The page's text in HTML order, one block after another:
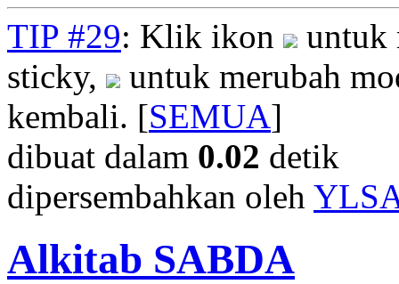
TIP #29: Klik ikon
untuk
sticky,
untuk merubah
kembali. [SEMUA]
dibuat dalam 0.02 detik
dipersembahkan oleh
Alkitab SABDA